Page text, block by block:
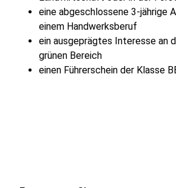
eine abgeschlossene 3-jährige
einem Handwerksberuf
ein ausgeprägtes Interesse an
grünen Bereich
einen Führerschein der Klasse